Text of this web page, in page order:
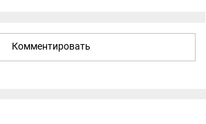
Комментировать